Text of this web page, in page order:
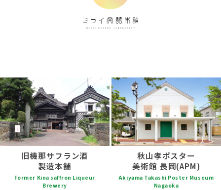
旧機那サフラン酒
製造本舗
Former Kina saffron Liqueur
Brewery
秋山孝ポスター
美術館 長岡(APM)
Akiyama Takashi Poster Museum
Nagaoka